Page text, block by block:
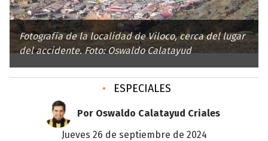
Fotografía de la localidad de Viloco, cerca del lugar
del accidente. Foto: Oswaldo Calatayud
• ESPECIALES
Por Oswaldo Calatayud Criales
jueves 26 de septiembre de 2024